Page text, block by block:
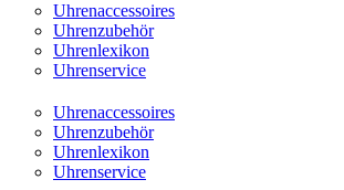
Uhrenaccessoires
Uhrenzubehör
Uhrenlexikon
Uhrenservice
Uhrenaccessoires
Uhrenzubehör
Uhrenlexikon
Uhrenservice